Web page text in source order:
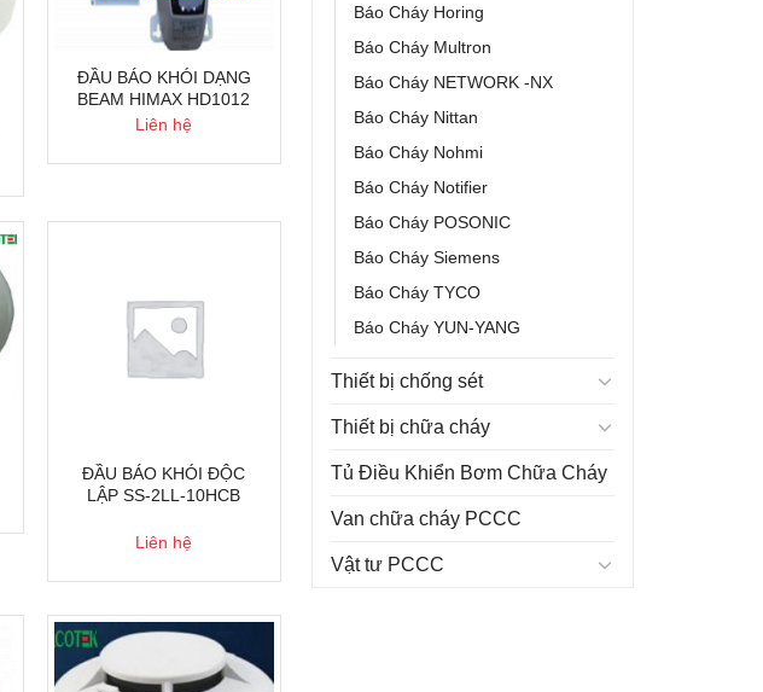
ĐẦU BÁO KHÓI DẠNG
BEAM HIMAX HD1012
Liên hệ
ĐẦU BÁO KHÓI ĐỘC
LẬP SS-2LL-10HCB
Liên hệ
Báo Cháy Horing
Báo Cháy Multron
Báo Cháy NETWORK -NX
Báo Cháy Nittan
Báo Cháy Nohmi
Báo Cháy Notifier
Báo Cháy POSONIC
Báo Cháy Siemens
Báo Cháy TYCO
Báo Cháy YUN-YANG
Thiết bị chống sét
Thiết bị chữa cháy
Tủ Điều Khiển Bơm Chữa Cháy
Van chữa cháy PCCC
Vật tư PCCC